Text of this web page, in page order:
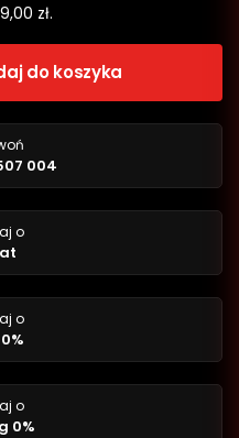
zł.
do koszyka
004
o
o
o
0%